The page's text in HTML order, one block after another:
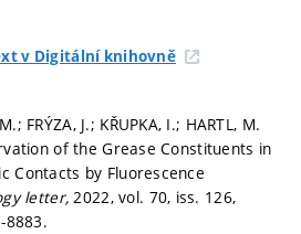
v Digitální knihovně
FRÝZA, J.; KŘUPKA, I.; HARTL, M.
of the Grease Constituents in
Contacts by Fluorescence
letter,2022, vol. 70, iss. 126,
8883.